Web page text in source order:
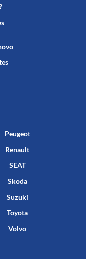
Peugeot
Renault
SEAT
Skoda
Suzuki
Toyota
Volvo